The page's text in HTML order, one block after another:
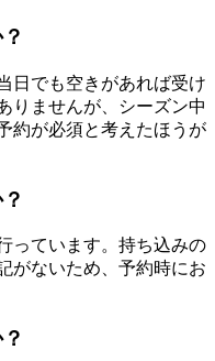
日でも空きがあれば受け
りませんが、シーズン中
約が必須と考えたほうが
っています。持ち込みの
がないため、予約時にお